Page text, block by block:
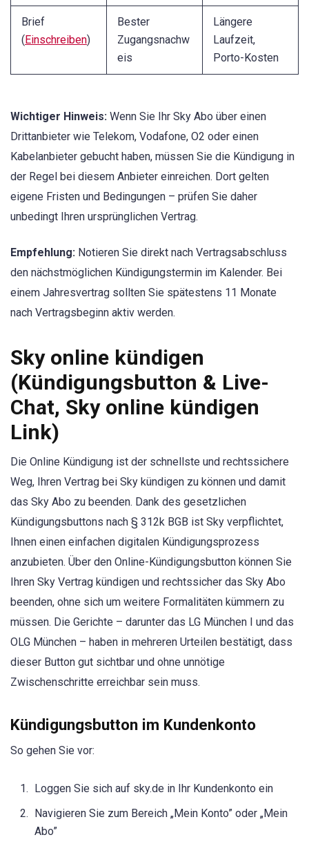
Brief
(Einschreiben)
Bester
Zugangsnachw
eis
Längere
Laufzeit,
Porto-Kosten
Wichtiger Hinweis: Wenn Sie Ihr Sky Abo über einen
Drittanbieter wie Telekom, Vodafone, O2 oder einen
Kabelanbieter gebucht haben, müssen Sie die Kündigung in
der Regel bei diesem Anbieter einreichen. Dort gelten
eigene Fristen und Bedingungen – prüfen Sie daher
unbedingt Ihren ursprünglichen Vertrag.
Empfehlung: Notieren Sie direkt nach Vertragsabschluss
den nächstmöglichen Kündigungstermin im Kalender. Bei
einem Jahresvertrag sollten Sie spätestens 11 Monate
nach Vertragsbeginn aktiv werden.
Sky online kündigen
(Kündigungsbutton & Live-
Chat, Sky online kündigen
Link)
Die Online Kündigung ist der schnellste und rechtssichere
Weg, Ihren Vertrag bei Sky kündigen zu können und damit
das Sky Abo zu beenden. Dank des gesetzlichen
Kündigungsbuttons nach § 312k BGB ist Sky verpflichtet,
Ihnen einen einfachen digitalen Kündigungsprozess
anzubieten. Über den Online-Kündigungsbutton können Sie
Ihren Sky Vertrag kündigen und rechtssicher das Sky Abo
beenden, ohne sich um weitere Formalitäten kümmern zu
müssen. Die Gerichte – darunter das LG München I und das
OLG München – haben in mehreren Urteilen bestätigt, dass
dieser Button gut sichtbar und ohne unnötige
Zwischenschritte erreichbar sein muss.
Kündigungsbutton im Kundenkonto
So gehen Sie vor:
Loggen Sie sich auf sky.de in Ihr Kundenkonto ein
Navigieren Sie zum Bereich „Mein Konto” oder „Mein
Abo”